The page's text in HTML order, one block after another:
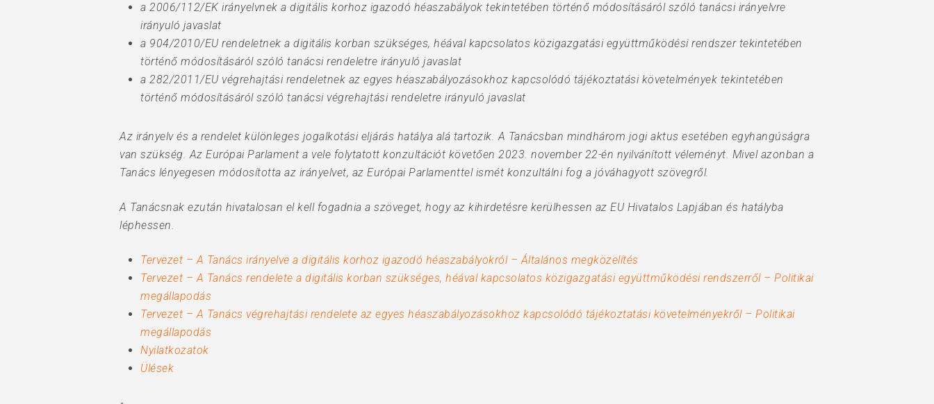
a 2006/112/EK irányelvnek a digitális korhoz igazodó héaszabályok tekintetében történő módosításáról szóló tanácsi irányelvre
irányuló javaslat
a 904/2010/EU rendeletnek a digitális korban szükséges, héával kapcsolatos közigazgatási együttműködési rendszer tekintetében
történő módosításáról szóló tanácsi rendeletre irányuló javaslat
a 282/2011/EU végrehajtási rendeletnek az egyes héaszabályozásokhoz kapcsolódó tájékoztatási követelmények tekintetében
történő módosításáról szóló tanácsi végrehajtási rendeletre irányuló javaslat
Az irányelv és a rendelet különleges jogalkotási eljárás hatálya alá tartozik. A Tanácsban mindhárom jogi aktus esetében egyhangúságra
van szükség. Az Európai Parlament a vele folytatott konzultációt követően 2023. november 22-én nyilvánított véleményt. Mivel azonban a
Tanács lényegesen módosította az irányelvet, az Európai Parlamenttel ismét konzultálni fog a jóváhagyott szövegről.
A Tanácsnak ezután hivatalosan el kell fogadnia a szöveget, hogy az kihirdetésre kerülhessen az EU Hivatalos Lapjában és hatályba
léphessen.
Tervezet – A Tanács irányelve a digitális korhoz igazodó héaszabályokról – Általános megközelítés
Tervezet – A Tanács rendelete a digitális korban szükséges, héával kapcsolatos közigazgatási együttműködési rendszerről – Politikai
megállapodás
Tervezet – A Tanács végrehajtási rendelete az egyes héaszabályozásokhoz kapcsolódó tájékoztatási követelményekről – Politikai
megállapodás
Nyilatkozatok
Ülések